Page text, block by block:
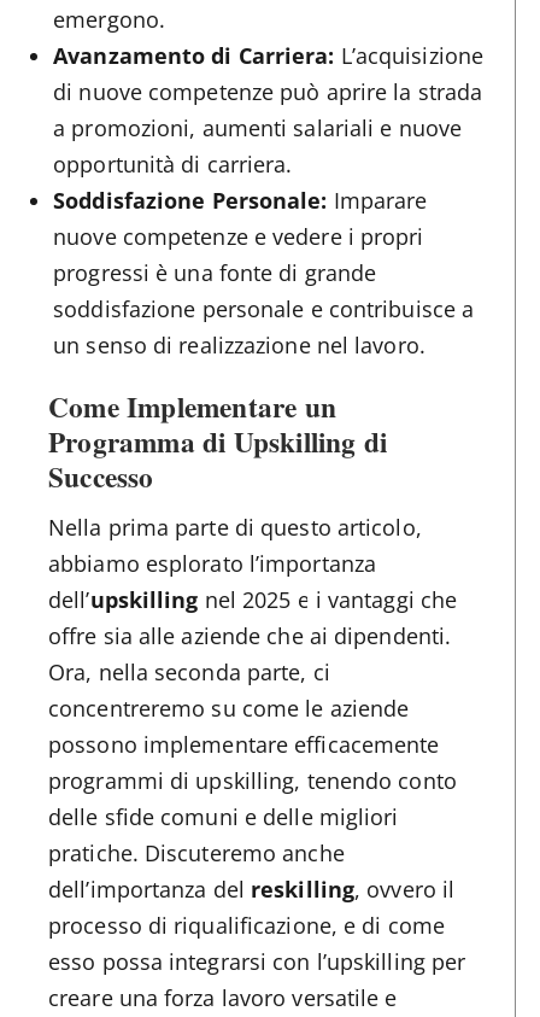
emergono.
Avanzamento di Carriera: L’acquisizione
di nuove competenze può aprire la strada
a promozioni, aumenti salariali e nuove
opportunità di carriera.
Soddisfazione Personale: Imparare
nuove competenze e vedere i propri
progressi è una fonte di grande
soddisfazione personale e contribuisce a
un senso di realizzazione nel lavoro.
Come Implementare un
Programma di Upskilling di
Successo
Nella prima parte di questo articolo,
abbiamo esplorato l’importanza
dell’upskilling nel 2025 e i vantaggi che
offre sia alle aziende che ai dipendenti.
Ora, nella seconda parte, ci
concentreremo su come le aziende
possono implementare efficacemente
programmi di upskilling, tenendo conto
delle sfide comuni e delle migliori
pratiche. Discuteremo anche
dell’importanza del reskilling, ovvero il
processo di riqualificazione, e di come
esso possa integrarsi con l’upskilling per
creare una forza lavoro versatile e